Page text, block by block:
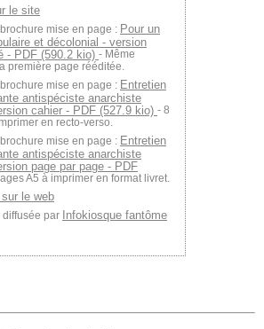
le site
mise en page : Pour un
et décolonial - version
- PDF (590.2 kio) - Même
première page rééditée.
mise en page : Entretien
antispéciste anarchiste
cahier - PDF (527.9 kio) - 8
en recto-verso.
mise en page : Entretien
antispéciste anarchiste
page par page - PDF
A5 à imprimer en format livret.
le web
par Infokiosque fantôme